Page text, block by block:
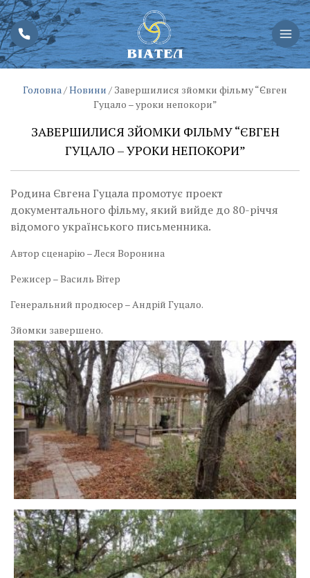
Головна /Новини / Завершилися зйомки фільму “Євген
Гуцало – уроки непокори”
ЗАВЕРШИЛИСЯ ЗЙОМКИ ФІЛЬМУ “ЄВГЕН
ГУЦАЛО – УРОКИ НЕПОКОРИ”
Родина Євгена Гуцала промотує проект
документального фільму, який вийде до 80-річчя
відомого українського письменника.
Автор сценарію – Леся Воронина
Режисер – Василь Вітер
Генеральний продюсер – Андрій Гуцало.
Зйомки завершено.